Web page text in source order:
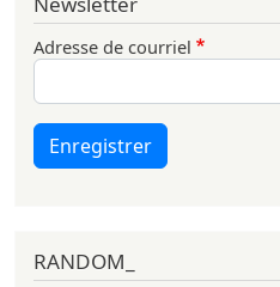
Adresse de courriel
Enregistrer
RANDOM_